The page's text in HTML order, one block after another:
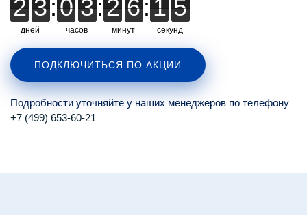
дней
2
2 3
3:
часов
0
0 3
3:
минут
2
2 6
6:
секунд
1
1
1 4
4
4
ПОДКЛЮЧИТЬСЯ ПО АКЦИИ
Подробности уточняйте у наших менеджеров по телефону
+7 (499) 653-60-21